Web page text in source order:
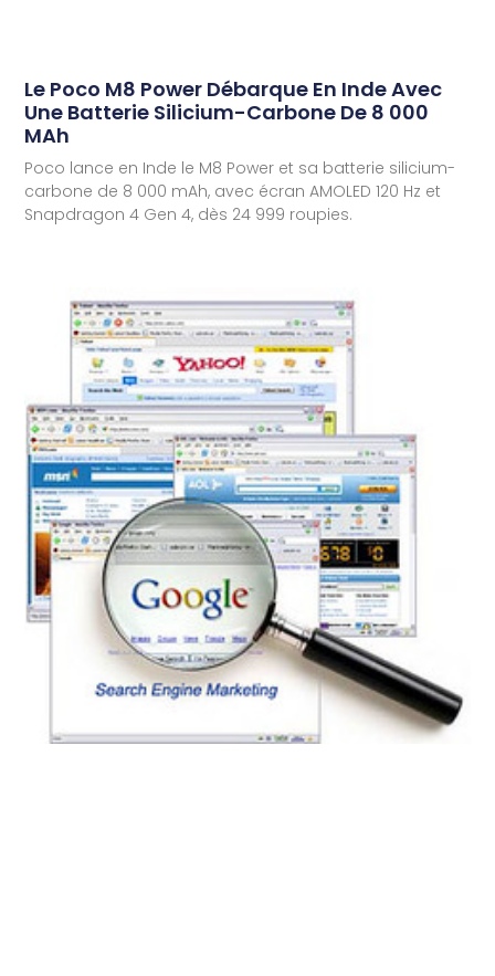
Le Poco M8 Power Débarque En Inde Avec
Une Batterie Silicium-Carbone De 8 000
MAh
Poco lance en Inde le M8 Power et sa batterie silicium-
carbone de 8 000 mAh, avec écran AMOLED 120 Hz et
Snapdragon 4 Gen 4, dès 24 999 roupies.